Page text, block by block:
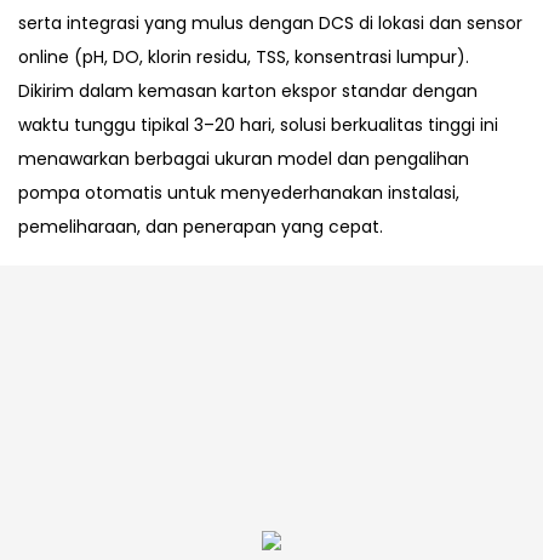
serta integrasi yang mulus dengan DCS di lokasi dan sensor
online (pH, DO, klorin residu, TSS, konsentrasi lumpur).
Dikirim dalam kemasan karton ekspor standar dengan
waktu tunggu tipikal 3–20 hari, solusi berkualitas tinggi ini
menawarkan berbagai ukuran model dan pengalihan
pompa otomatis untuk menyederhanakan instalasi,
pemeliharaan, dan penerapan yang cepat.